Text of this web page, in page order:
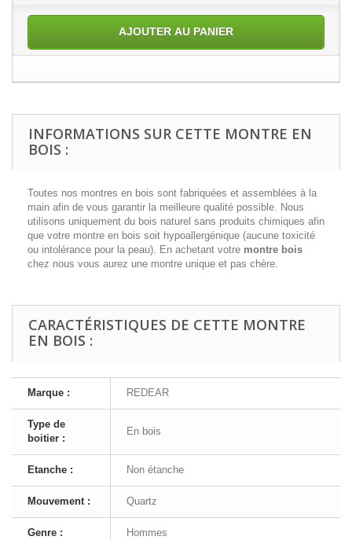
AJOUTER AU PANIER
INFORMATIONS SUR CETTE MONTRE EN
BOIS :
Toutes nos montres en bois sont fabriquées et assemblées à la
main afin de vous garantir la meilleure qualité possible. Nous
utilisons uniquement du bois naturel sans produits chimiques afin
que votre montre en bois soit hypoallergénique (aucune toxicité
ou intolérance pour la peau). En achetant votre montre bois
chez nous vous aurez une montre unique et pas chère.
CARACTÉRISTIQUES DE CETTE MONTRE
EN BOIS :
Marque : REDEAR
Type de
boitier :
En bois
Etanche : Non étanche
Mouvement : Quartz
Genre : Hommes